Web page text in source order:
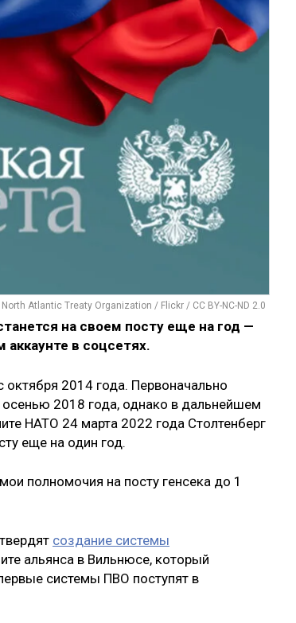
Atlantic Treaty Organization / Flickr / CC BY-NC-ND 2.0
на своем посту еще на год —
аккаунте в соцсетях.
октября 2014 года. Первоначально
осенью 2018 года, однако в дальнейшем
НАТО 24 марта 2022 года Столтенберг
еще на один год.
полномочия на посту генсека до 1
создание системы
альянса в Вильнюсе, который
системы ПВО поступят в